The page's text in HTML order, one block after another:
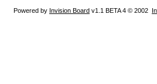
Powered by Invision Board v1.1 BETA 4 © 2002